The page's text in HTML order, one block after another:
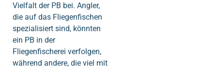
Vielfalt der PB bei. Angler,
die auf das Fliegenfischen
spezialisiert sind, könnten
ein PB in der
Fliegenfischerei verfolgen,
während andere, die viel mit